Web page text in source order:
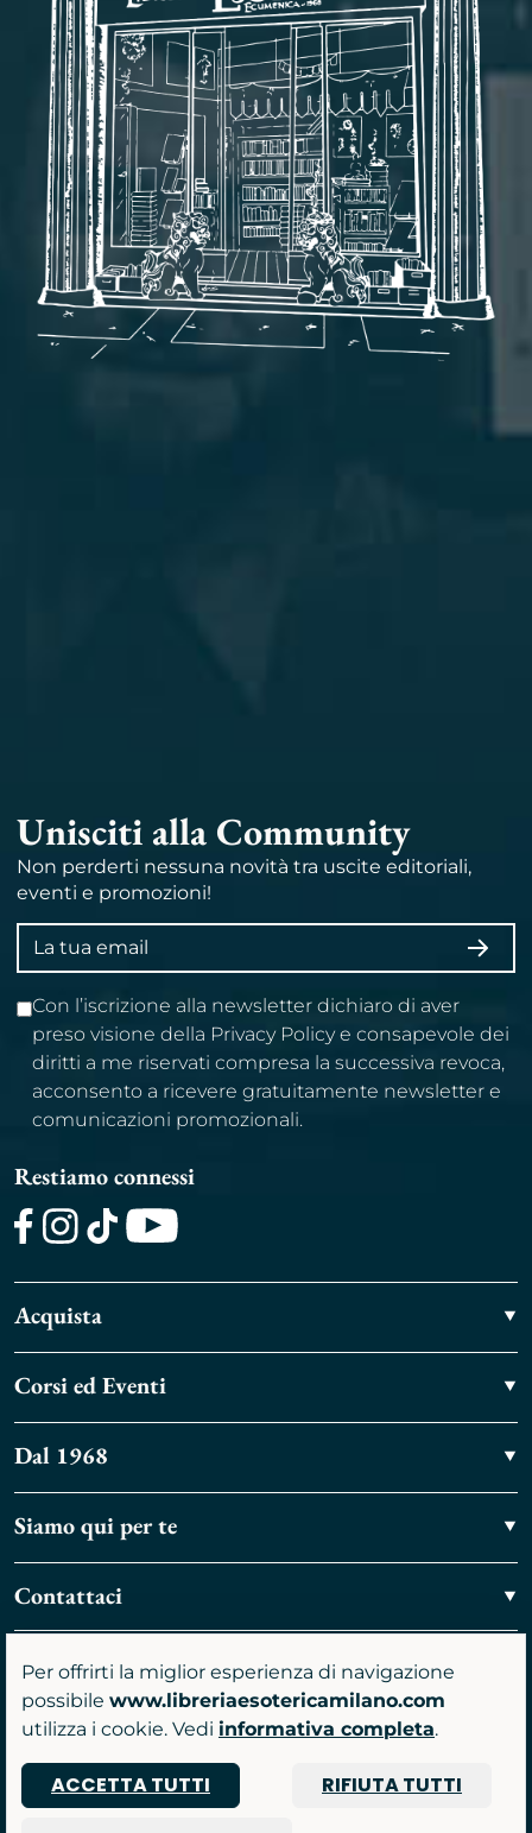
Unisciti alla Community
Non perderti nessuna novità tra uscite editoriali,
eventi e promozioni!
Indirizzo
email
Con l’iscrizione alla newsletter dichiaro di aver
preso visione della Privacy Policy e consapevole dei
diritti a me riservati compresa la successiva revoca,
acconsento a ricevere gratuitamente newsletter e
comunicazioni promozionali.
Restiamo connessi
Acquista
Corsi ed Eventi
Dal 1968
Siamo qui per te
Contattaci
Vieni a trovarci
Per offrirti la miglior esperienza di navigazione
possibile www.libreriaesotericamilano.com
utilizza i cookie. Vedi informativa completa.
ACCETTA TUTTI
RIFIUTA TUTTI